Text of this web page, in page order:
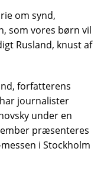
om synd,
som vores børn vil
Rusland, knust af
forfatterens
journalister
under en
præsenteres
i Stockholm